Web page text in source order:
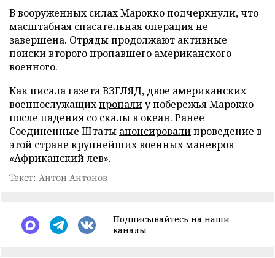
В вооруженных силах Марокко подчеркнули, что
масштабная спасательная операция не
завершена. Отряды продолжают активные
поиски второго пропавшего американского
военного.
Как писала газета ВЗГЛЯД, двое американских
военнослужащихпропалиу побережья Марокко
после падения со скалы в океан. Ранее
Соединенные Штаты анонсировалипроведение в
этой стране крупнейших военных маневров
«Африканский лев».
Текст: Антон Антонов
Подписывайтесь на наши
каналы